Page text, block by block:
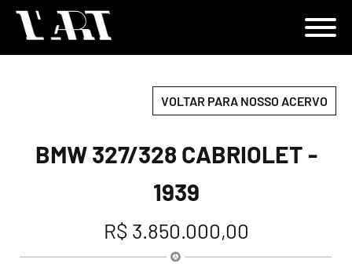
VOLTAR PARA NOSSO ACERVO
BMW 327/328 CABRIOLET -
1939
R$ 3.850.000,00